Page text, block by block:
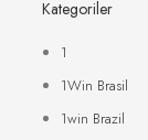
Kategoriler
1
1Win Brasil
1win Brazil